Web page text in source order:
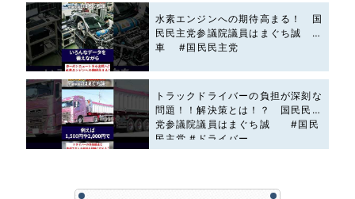
水素エンジンへの期待高まる！ 国
民民主党参議院議員はまぐち誠 #
車 #国民民主党
トラックドライバーの負担が深刻な
問題！！解決策とは！？ 国民民主
党参議院議員はまぐち誠 #国民
民主党 #ドライバー